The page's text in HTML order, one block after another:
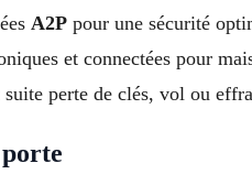
A2P pour une sécurité
et connectées pour
suite perte de clés, vol ou